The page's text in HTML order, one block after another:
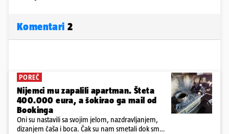
Komentari 2
POREČ
Nijemci mu zapalili apartman. Šteta
400.000 eura, a šokirao ga mail od
Bookinga
Oni su nastavili sa svojim jelom, nazdravljanjem,
dizanjem čaša i boca. Čak su nam smetali dok smo